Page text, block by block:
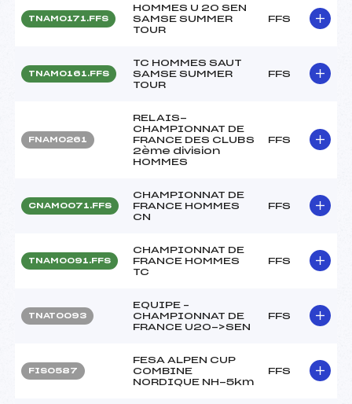
TNAM0171.FFS
HOMMES U 20 SEN
SAMSE SUMMER
TOUR
FFS
TNAM0161.FFS
TC HOMMES SAUT
SAMSE SUMMER
TOUR
FFS
FNAM0261
RELAIS-
CHAMPIONNAT DE
FRANCE DES CLUBS
2ème division
HOMMES
FFS
CNAM0071.FFS
CHAMPIONNAT DE
FRANCE HOMMES
CN
FFS
TNAM0091.FFS
CHAMPIONNAT DE
FRANCE HOMMES
TC
FFS
TNAT0093
EQUIPE –
CHAMPIONNAT DE
FRANCE U20->SEN
FFS
FIS0587
FESA ALPEN CUP
COMBINE
NORDIQUE NH-5km
FFS